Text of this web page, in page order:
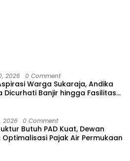
2026 0 Comment
Warga Sukaraja, Andika
Dicurhati Banjir hingga Fasilitas
2026 0 Comment
Butuh PAD Kuat, Dewan
Pajak Air Permukaan